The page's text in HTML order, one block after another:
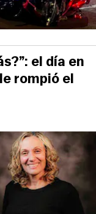
el día en
rompió el